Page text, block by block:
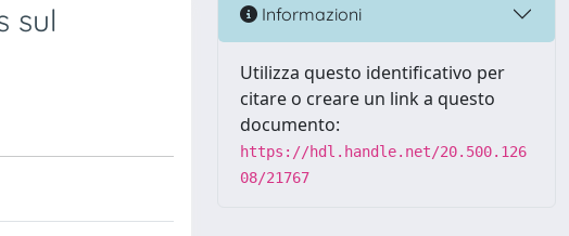
sul
Informazioni
Utilizza questo identificativo per
citare o creare un link a questo
documento:
https://hdl.handle.net/20.500.126
08/21767